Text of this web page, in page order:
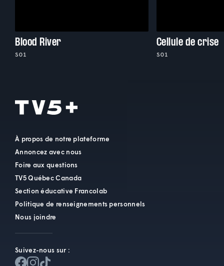
Blood River
S01
Cellule de crise
S01
À propos de notre plateforme
Annoncez avec nous
Foire aux questions
TV5 Québec Canada
Section éducative Francolab
Politique de renseignements personnels
Nous joindre
Suivez-nous sur :